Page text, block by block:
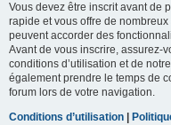
Vous devez être inscrit avant de
rapide et vous offre de
peuvent accorder des
Avant de vous inscrire, assurez-
conditions d’utilisation et de
également prendre le temps de
forum lors de votre navigation.
Conditions d’utilisation